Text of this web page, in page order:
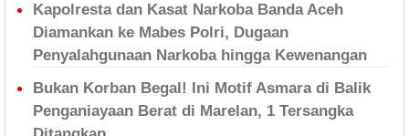
Kapolresta dan Kasat Narkoba Banda Aceh
Diamankan ke Mabes Polri, Dugaan
Penyalahgunaan Narkoba hingga Kewenangan
Bukan Korban Begal! Ini Motif Asmara di Balik
Penganiayaan Berat di Marelan, 1 Tersangka